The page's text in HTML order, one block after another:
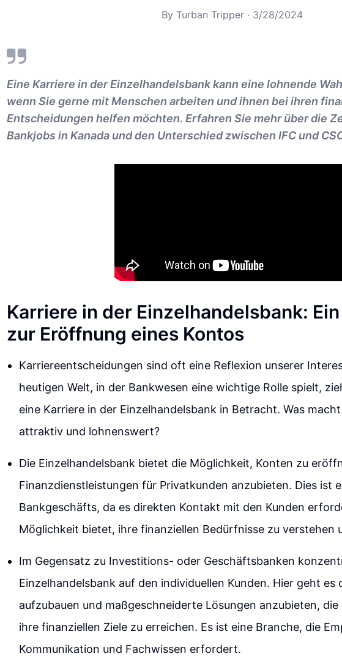
By Turban Tripper· 3/28/2024
Eine Karriere in der Einzelhandelsbank kann eine lohnende
wenn Sie gerne mit Menschen arbeiten und ihnen bei ihren
Entscheidungen helfen möchten. Erfahren Sie mehr über die
Bankjobs in Kanada und den Unterschied zwischen IFC und
Karriere in der Einzelhandelsbank:
zur Eröffnung eines Kontos
Karriereentscheidungen sind oft eine Reflexion unserer
heutigen Welt, in der Bankwesen eine wichtige Rolle spielt,
eine Karriere in der Einzelhandelsbank in Betracht. Was
attraktiv und lohnenswert?
Die Einzelhandelsbank bietet die Möglichkeit, Konten zu
Finanzdienstleistungen für Privatkunden anzubieten. Dies ist
Bankgeschäfts, da es direkten Kontakt mit den Kunden
Möglichkeit bietet, ihre finanziellen Bedürfnisse zu verstehen
Im Gegensatz zu Investitions- oder Geschäftsbanken
Einzelhandelsbank auf den individuellen Kunden. Hier geht es
aufzubauen und maßgeschneiderte Lösungen anzubieten, die
ihre finanziellen Ziele zu erreichen. Es ist eine Branche, die
Kommunikation und Fachwissen erfordert.